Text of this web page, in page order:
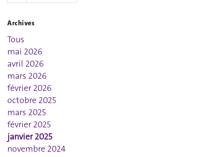
Archives
Tous
mai 2026
avril 2026
mars 2026
février 2026
octobre 2025
mars 2025
février 2025
janvier 2025
novembre 2024